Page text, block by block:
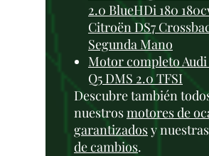
2.0 BlueHDi 180
Citroën DS7
Segunda Mano
Motor completo Audi
Q5 DMS 2.0 TFSI
Descubre también
nuestrosmotores de
garantizadosy nuestras
de cambios.